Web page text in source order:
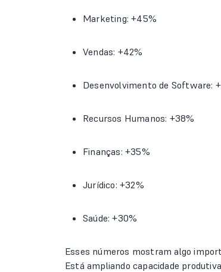
Marketing: +45%
Vendas: +42%
Desenvolvimento de Software:
Recursos Humanos: +38%
Finanças: +35%
Jurídico: +32%
Saúde: +30%
Esses números mostram algo
Está ampliando capacidade